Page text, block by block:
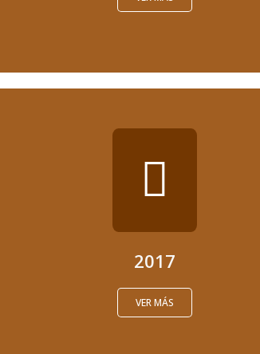
2017
VER MÁS